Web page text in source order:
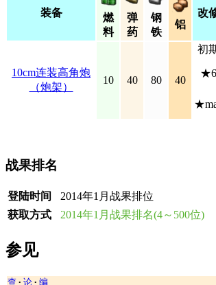
装备
燃
料
弹
药
钢
铁
铝
改
10cm连装高角炮
（炮架）
10 40 80 40
初
★6
战果排名
登陆时间
2014年1月战果排位
获取方式
2014年1月战果排名(4～500位)
参见
查 • 论 • 编